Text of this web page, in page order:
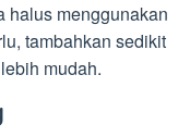
halus menggunakan
tambahkan sedikit
mudah.